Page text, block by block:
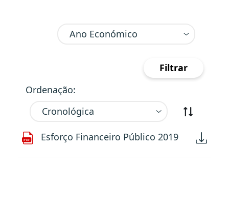
Ordenação:
Filtrar
Esforço Financeiro Público 2019